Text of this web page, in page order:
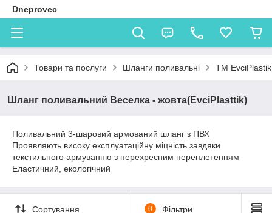
Dneprovec
Товари та послуги Шланги поливальні TM EvciPlastik
Шланг поливальний Веселка - жовта(EvciPlasttik)
Поливальний 3-шаровий армований шланг з ПВХ
Проявляють високу експлуатаційну міцність завдяки
текстильного армуванню з перехресним переплетенням
Еластичний, екологічний
Сортування 0 Фільтри